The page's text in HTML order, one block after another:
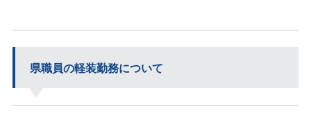
県職員の軽装勤務について